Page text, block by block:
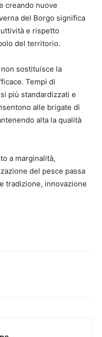
creando nuove
del Borgo significa
e rispetto
del territorio.
sostituisce la
Tempi di
più standardizzati e
alle brigate di
alta la qualità
a marginalità,
del pesce passa
tradizione, innovazione